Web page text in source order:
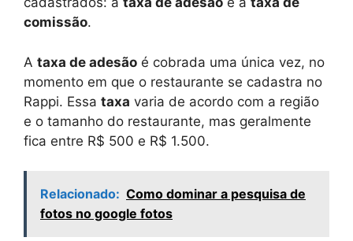
comissão.
A taxa de adesão é cobrada uma única vez, no
momento em que o restaurante se cadastra no
Rappi. Essa taxa varia de acordo com a região
e o tamanho do restaurante, mas geralmente
fica entre R$ 500 e R$ 1.500.
Relacionado: Como dominar a pesquisa de
fotos no google fotos